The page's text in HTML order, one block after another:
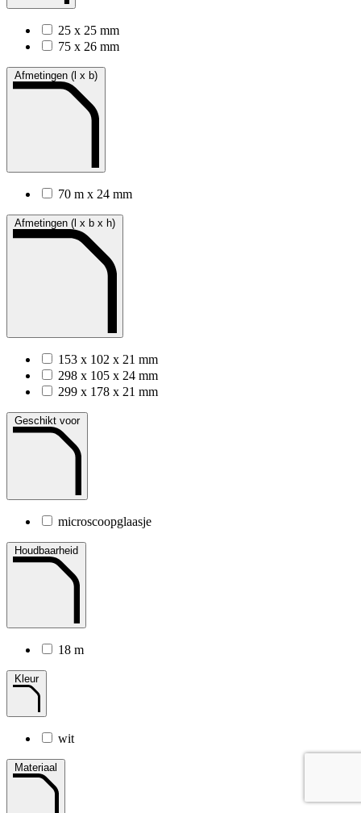
25 x 25 mm
75 x 26 mm
Afmetingen (l x b)
70 m x 24 mm
Afmetingen (l x b x h)
153 x 102 x 21 mm
298 x 105 x 24 mm
299 x 178 x 21 mm
Geschikt voor
microscoopglaasje
Houdbaarheid
18 m
Kleur
wit
Materiaal